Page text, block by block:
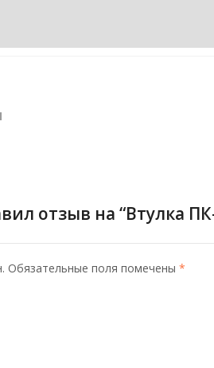
отзыв на “Втулка
Обязательные поля помечены *